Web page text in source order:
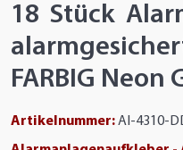
18 Stück
FARBIG Neon
Artikelnummer:AI-4310-